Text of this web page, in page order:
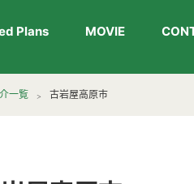
Plans MOVIE
一覧 古岩屋高原市